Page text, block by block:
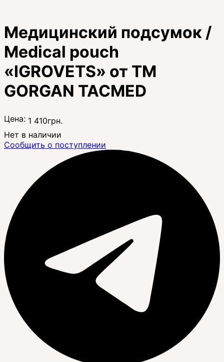
Медицинский подсумок /
Medical pouch
«IGROVETS» от ТМ
GORGAN TACMED
Цена: 1 410грн.
Нет в наличии
Сообщить о поступлении